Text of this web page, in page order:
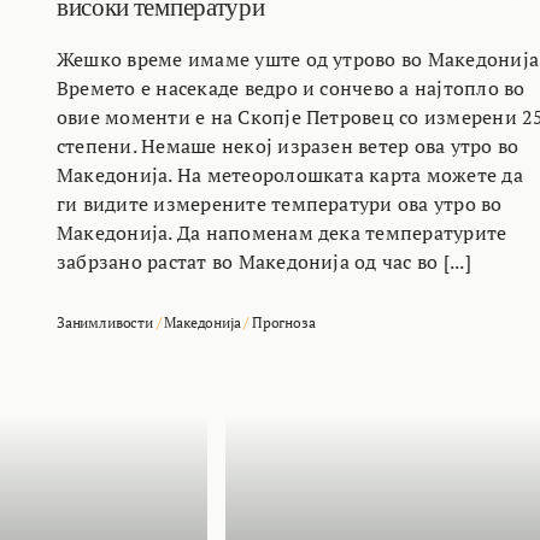
високи температури
Жешко време имаме уште од утрово во
Времето е насекаде ведро и сончево а најтопло во
овие моменти е на Скопје Петровец со измерени
степени. Немаше некој изразен ветер ова утро во
Македонија. На метеоролошката карта можете да
ги видите измерените температури ова утро во
Македонија. Да напоменам дека температурите
забрзано растат во Македонија од час во [...]
Занимливости/Македонија /Прогноза